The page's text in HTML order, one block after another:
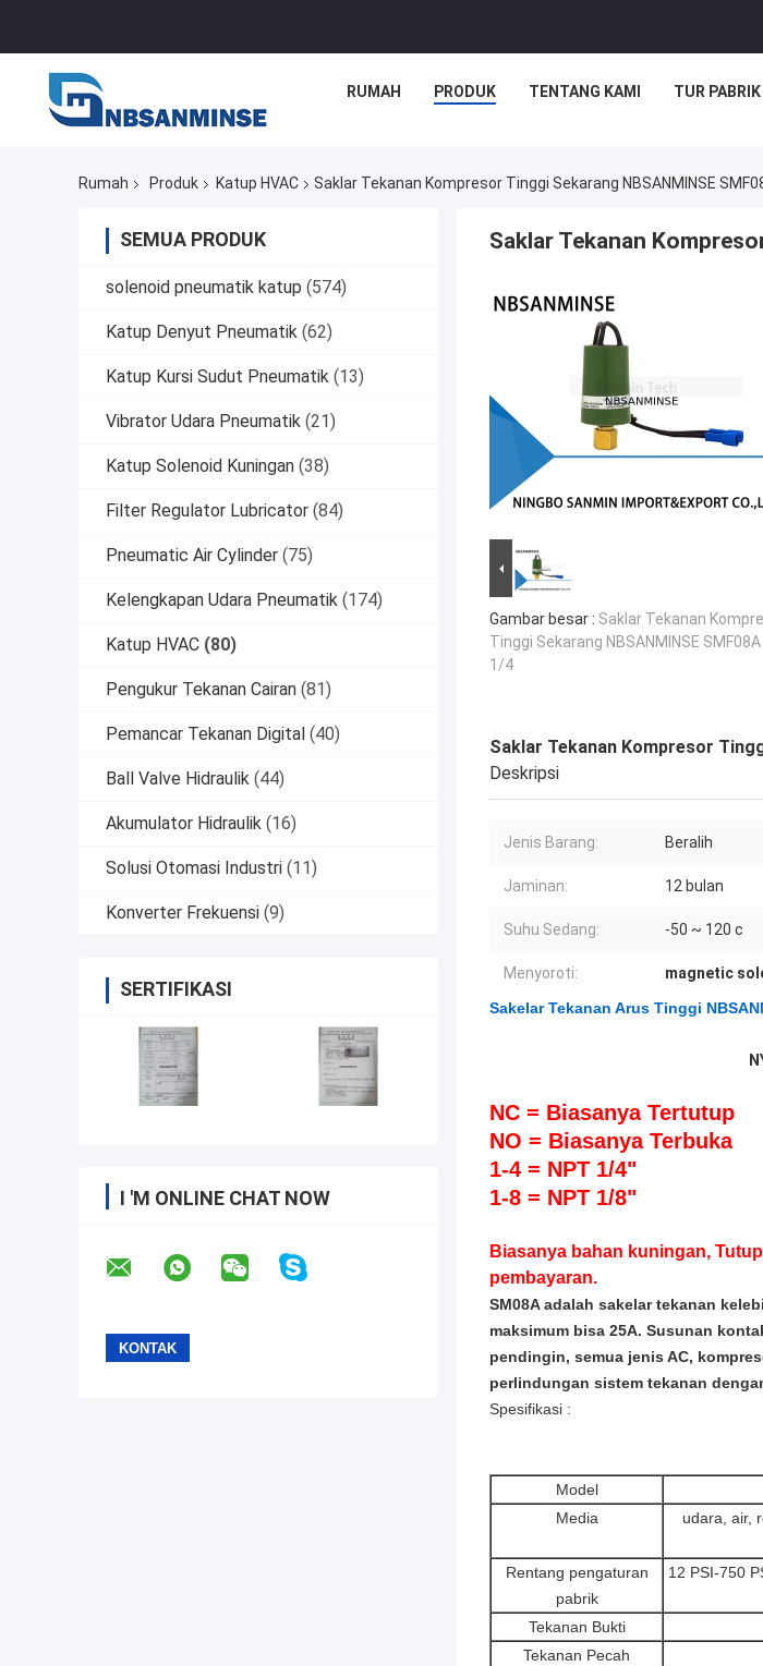
RUMAH PRODUK TENTANG KAMI TUR PABRIK
Rumah Produk Katup HVAC Saklar Tekanan Kompresor Tinggi Sekarang NBSANMINSE
SEMUA PRODUK
solenoid pneumatik katup (574)
Katup Denyut Pneumatik (62)
Katup Kursi Sudut Pneumatik (13)
Vibrator Udara Pneumatik (21)
Katup Solenoid Kuningan (38)
Filter Regulator Lubricator (84)
Pneumatic Air Cylinder (75)
Kelengkapan Udara Pneumatik (174)
Katup HVAC (80)
Pengukur Tekanan Cairan (81)
Pemancar Tekanan Digital (40)
Ball Valve Hidraulik (44)
Akumulator Hidraulik (16)
Solusi Otomasi Industri (11)
Konverter Frekuensi (9)
SERTIFIKASI
I 'M ONLINE CHAT NOW
Saklar Tekanan
Gambar besar : Saklar Tekanan
Tinggi Sekarang NBSANMINSE
1/4
Saklar Tekanan Kompresor
Deskripsi
Jenis Barang: Beralih
Jaminan: 12 bulan
Suhu Sedang: -50 ~ 120 c
Menyoroti: magnetic
Sakelar Tekanan Arus Tinggi
NC = Biasanya Tertutup
NO = Biasanya Terbuka
1-4 = NPT 1/4"
1-8 = NPT 1/8"
Biasanya bahan kuningan,
pembayaran.
SM08A adalah sakelar tekanan
maksimum bisa 25A. Susunan
pendingin, semua jenis AC,
perlindungan sistem tekanan
Spesifikasi :
Model
Media
udara, air,
Rentang pengaturan
pabrik
12 PSI-750
Tekanan Bukti
Tekanan Pecah